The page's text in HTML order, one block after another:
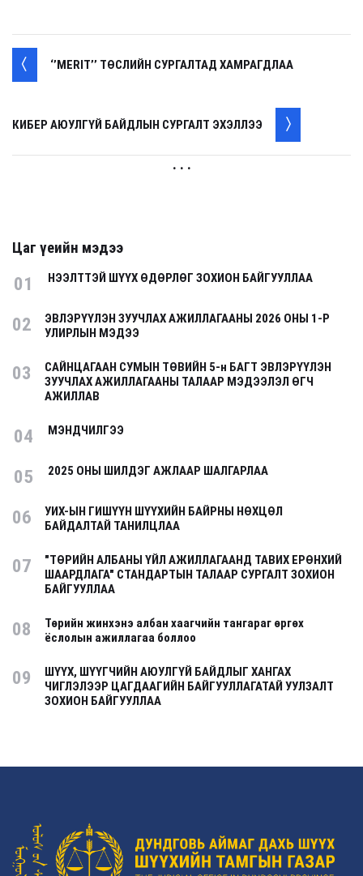
‘’MERIT’’ ТӨСЛИЙН СУРГАЛТАД ХАМРАГДЛАА
КИБЕР АЮУЛГҮЙ БАЙДЛЫН СУРГАЛТ ЭХЭЛЛЭЭ
. . .
Цаг үеийн мэдээ
01 НЭЭЛТТЭЙ ШҮҮХ ӨДӨРЛӨГ ЗОХИОН БАЙГУУЛЛАА
02
ЭВЛЭРҮҮЛЭН ЗУУЧЛАХ АЖИЛЛАГААНЫ 2026 ОНЫ 1-Р
УЛИРЛЫН МЭДЭЭ
03
САЙНЦАГААН СУМЫН ТӨВИЙН 5-н БАГТ ЭВЛЭРҮҮЛЭН
ЗУУЧЛАХ АЖИЛЛАГААНЫ ТАЛААР МЭДЭЭЛЭЛ ӨГЧ
АЖИЛЛАВ
04 МЭНДЧИЛГЭЭ
05 2025 ОНЫ ШИЛДЭГ АЖЛААР ШАЛГАРЛАА
06
УИХ-ЫН ГИШҮҮН ШҮҮХИЙН БАЙРНЫ НӨХЦӨЛ
БАЙДАЛТАЙ ТАНИЛЦЛАА
07
"ТӨРИЙН АЛБАНЫ ҮЙЛ АЖИЛЛАГААНД ТАВИХ ЕРӨНХИЙ
ШААРДЛАГА" СТАНДАРТЫН ТАЛААР СУРГАЛТ ЗОХИОН
БАЙГУУЛЛАА
08
Төрийн жинхэнэ албан хаагчийн тангараг өргөх
ёслолын ажиллагаа боллоо
09
ШҮҮХ, ШҮҮГЧИЙН АЮУЛГҮЙ БАЙДЛЫГ ХАНГАХ
ЧИГЛЭЛЭЭР ЦАГДААГИЙН БАЙГУУЛЛАГАТАЙ УУЛЗАЛТ
ЗОХИОН БАЙГУУЛЛАА